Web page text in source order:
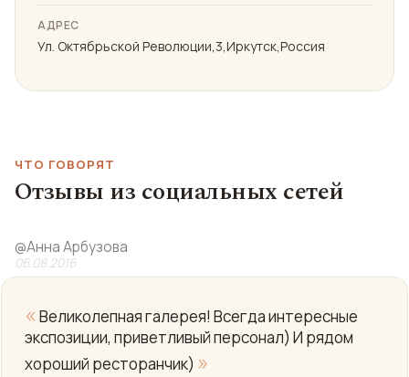
АДРЕС
Ул. Октябрьской Революции,3,Иркутск,Россия
ЧТО ГОВОРЯТ
Отзывы из социальных сетей
@Анна Арбузова
06.08.2016
« Великолепная галерея! Всегда интересные
экспозиции, приветливый персонал) И рядом
хороший ресторанчик) »